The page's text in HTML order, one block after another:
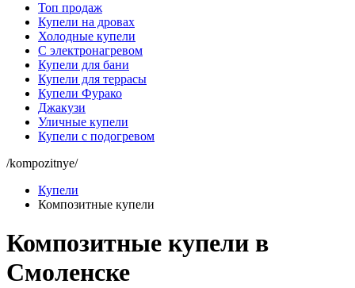
Топ продаж
Купели на дровах
Холодные купели
С электронагревом
Купели для бани
Купели для террасы
Купели Фурако
Джакузи
Уличные купели
Купели с подогревом
/kompozitnye/
Купели
Композитные купели
Композитные купели в
Смоленске